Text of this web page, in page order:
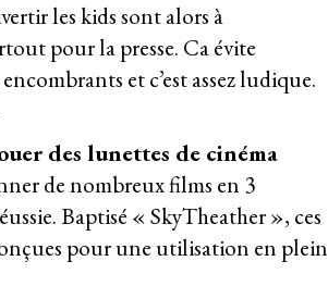
les kids sont alors à
pour la presse. Ca évite
et c’est assez ludique.
des lunettes de cinéma
de nombreux films en 3
Baptisé « SkyTheather », ces
pour une utilisation en plein